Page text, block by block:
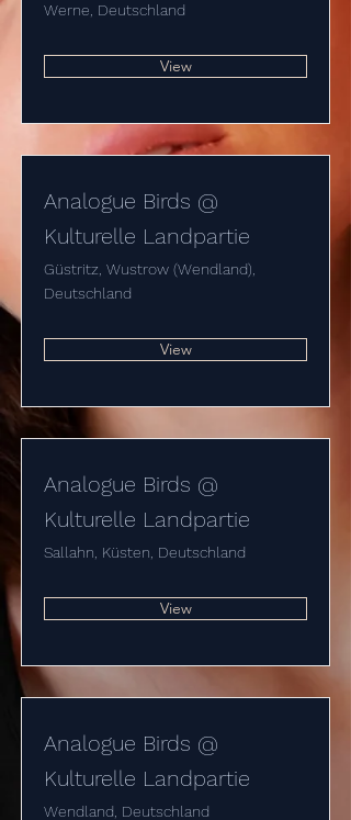
Werne, Deutschland
View
Analogue Birds @
Kulturelle Landpartie
Güstritz, Wustrow (Wendland),
Deutschland
View
Analogue Birds @
Kulturelle Landpartie
Sallahn, Küsten, Deutschland
View
Analogue Birds @
Kulturelle Landpartie
Wendland, Deutschland